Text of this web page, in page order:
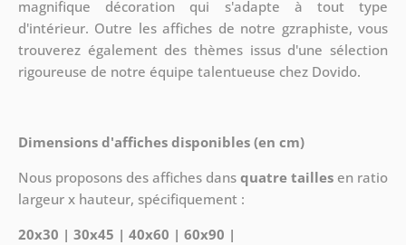
magnifique décoration qui s'adapte à tout type
d'intérieur. Outre les affiches de notre gzraphiste, vous
trouverez également des thèmes issus d'une sélection
rigoureuse de notre équipe talentueuse chez Dovido.
Dimensions d'affiches disponibles (en cm)
Nous proposons des affiches dansquatre tailles en ratio
largeur x hauteur, spécifiquement :
20x30 | 30x45 | 40x60 | 60x90 |